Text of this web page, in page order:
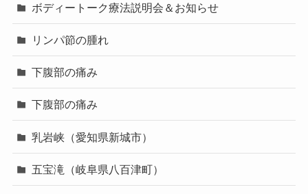
ボディートーク療法説明会＆お知らせ
リンパ節の腫れ
下腹部の痛み
下腹部の痛み
乳岩峡（愛知県新城市）
五宝滝（岐阜県八百津町）